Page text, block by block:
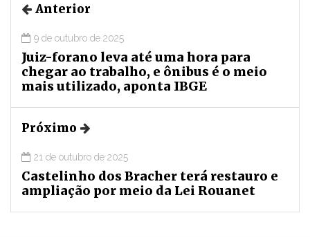
Anterior
9 de outubro de 2025
Juiz-forano leva até uma hora para
chegar ao trabalho, e ônibus é o meio
mais utilizado, aponta IBGE
Próximo
21 de outubro de 2025
Castelinho dos Bracher terá restauro e
ampliação por meio da Lei Rouanet